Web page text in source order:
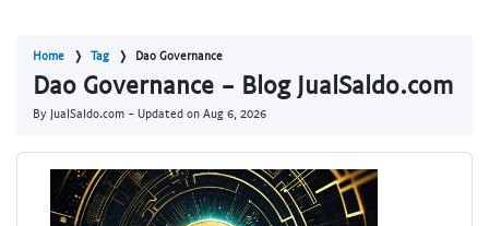
Home Tag Dao Governance
Dao Governance - Blog JualSaldo.com
By JualSaldo.com - Updated on Aug 6, 2026